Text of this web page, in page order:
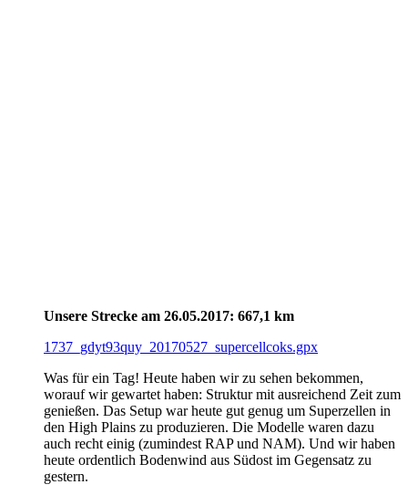
Unsere Strecke am 26.05.2017: 667,1 km
1737_gdyt93quy_20170527_supercellcoks.gpx
Was für ein Tag! Heute haben wir zu sehen bekommen,
worauf wir gewartet haben: Struktur mit ausreichend Zeit zum
genießen. Das Setup war heute gut genug um Superzellen in
den High Plains zu produzieren. Die Modelle waren dazu
auch recht einig (zumindest RAP und NAM). Und wir haben
heute ordentlich Bodenwind aus Südost im Gegensatz zu
gestern.